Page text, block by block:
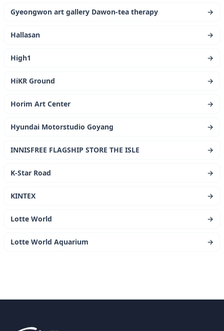
Gyeongwon art gallery Dawon-tea therapy →
Hallasan →
High1 →
HiKR Ground →
Horim Art Center →
Hyundai Motorstudio Goyang →
INNISFREE FLAGSHIP STORE THE ISLE →
K-Star Road →
KINTEX →
Lotte World →
Lotte World Aquarium →